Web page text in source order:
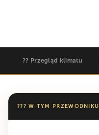
?? Przegląd klimatu
??? W TYM PRZEWODNIKU